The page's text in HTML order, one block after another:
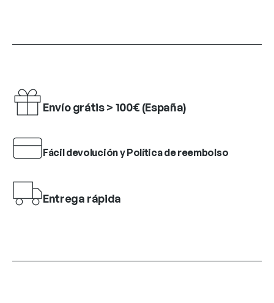
Envío grátis > 100€ (España)
Fácil devolución y Política de reembolso
Entrega rápida